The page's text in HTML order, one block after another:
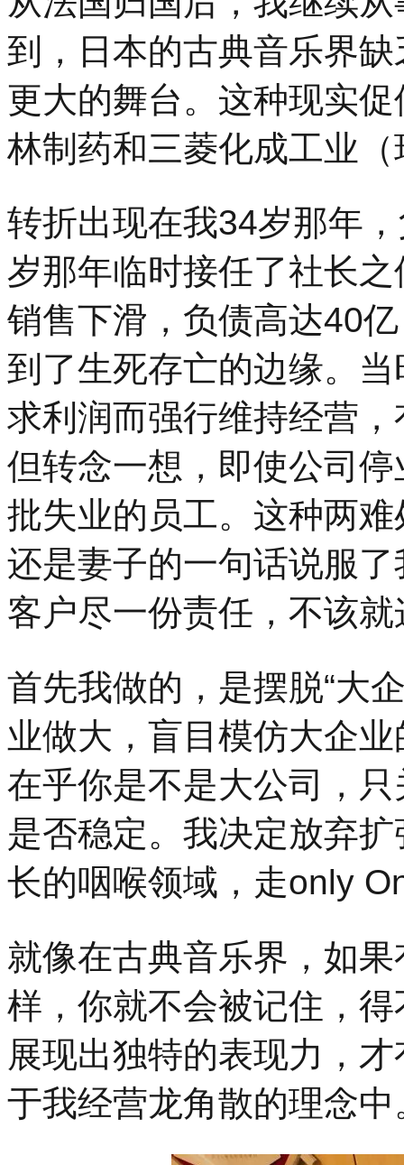
到，日本的古典音乐界
更大的舞台。这种现实
林制药和三菱化成工业
转折出现在我34岁那年
岁那年临时接任了社长
销售下滑，负债高达40
到了生死存亡的边缘。
求利润而强行维持经营
但转念一想，即使公司
批失业的员工。这种两
还是妻子的一句话说服
客户尽一份责任，不该就
首先我做的，是摆脱“大
业做大，盲目模仿大企
在乎你是不是大公司，
是否稳定。我决定放弃
长的咽喉领域，走only
就像在古典音乐界，如
样，你就不会被记住，
展现出独特的表现力，
于我经营龙角散的理念中